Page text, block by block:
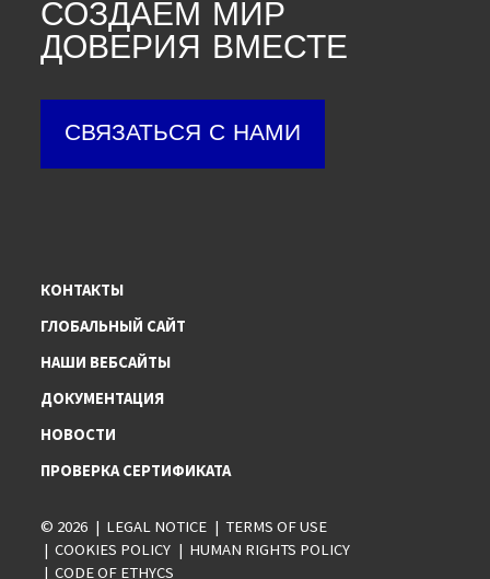
СОЗДАЕМ МИР
ДОВЕРИЯ ВМЕСТЕ
СВЯЗАТЬСЯ С НАМИ
КОНТАКТЫ
ГЛОБАЛЬНЫЙ САЙТ
НАШИ ВЕБСАЙТЫ
ДОКУМЕНТАЦИЯ
НОВОСТИ
ПРОВЕРКА СЕРТИФИКАТА
© 2026 LEGAL NOTICE
TERMS OF USE
COOKIES POLICY
HUMAN RIGHTS POLICY
CODE OF ETHYCS